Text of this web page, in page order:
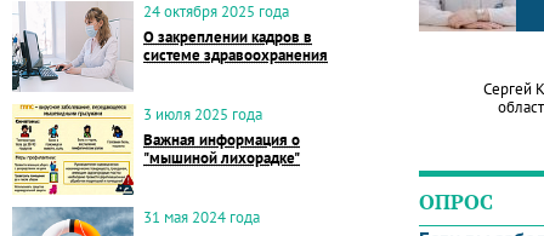
24 октября 2025 года
О закреплении кадров в
системе здравоохранения
3 июля 2025 года
Важная информация о
"мышиной лихорадке"
31 мая 2024 года
Сергей
ОПРОС